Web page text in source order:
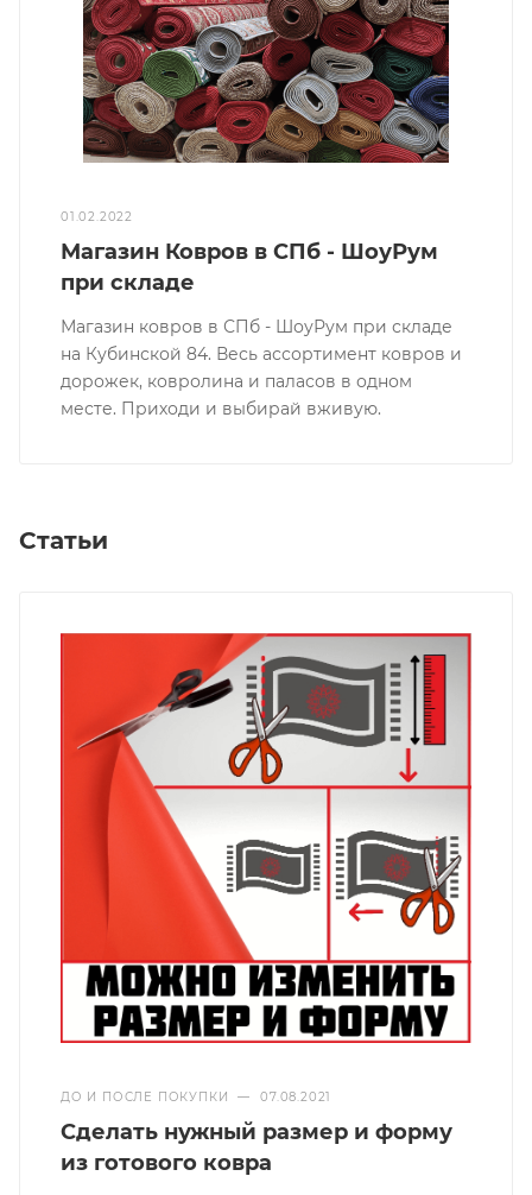
01.02.2022
Магазин Ковров в СПб - ШоуРум
при складе
Магазин ковров в СПб - ШоуРум при складе
на Кубинской 84. Весь ассортимент ковров и
дорожек, ковролина и паласов в одном
месте. Приходи и выбирай вживую.
Статьи
ДО И ПОСЛЕ ПОКУПКИ — 07.08.2021
Сделать нужный размер и форму
из готового ковра